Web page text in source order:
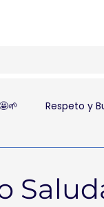
Respeto y